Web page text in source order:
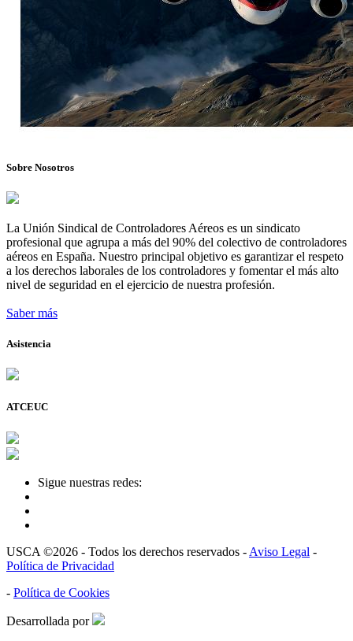
Sobre Nosotros
La Unión Sindical de Controladores Aéreos es un sindicato
profesional que agrupa a más del 90% del colectivo de controladores
aéreos en España. Nuestro principal objetivo es garantizar el respeto
a los derechos laborales de los controladores y fomentar el más alto
nivel de seguridad en el ejercicio de nuestra profesión.
Saber más
Asistencia
ATCEUC
Sigue nuestras redes:
USCA ©2026 - Todos los derechos reservados - Aviso Legal -
Política de Privacidad
- Política de Cookies
Desarrollada por